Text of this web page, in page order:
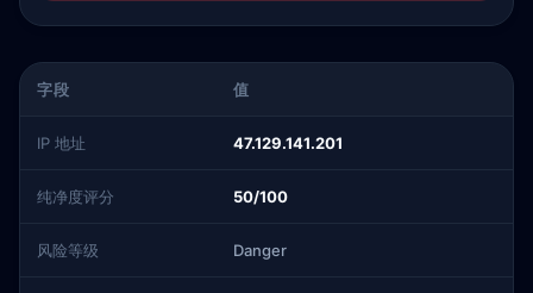
字段 值
IP 地址 47.129.141.201
纯净度评分 50/100
风险等级 Danger